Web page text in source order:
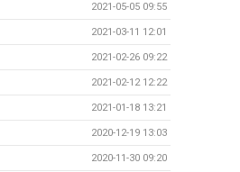
2021-05-05 09:55
2021-03-11 12:01
2021-02-26 09:22
2021-02-12 12:22
2021-01-18 13:21
2020-12-19 13:03
2020-11-30 09:20